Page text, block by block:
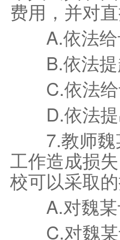
费用，并对
A.依法给
B.依法提
C.依法给
D.依法提
7.教师魏
工作造成损
校可以采取
A.对魏某
C.对魏某